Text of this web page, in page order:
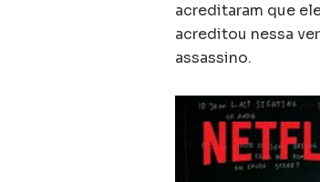
acreditaram que
acreditou nessa
assassino.